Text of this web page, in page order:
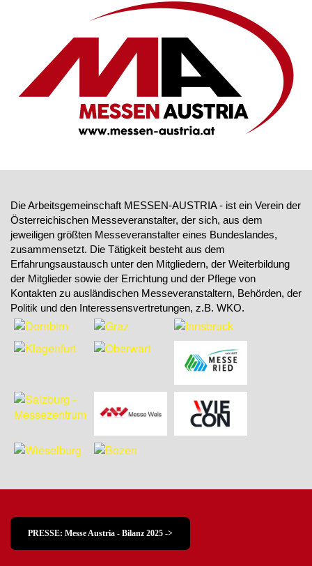
Die Arbeitsgemeinschaft MESSEN-AUSTRIA - ist ein Verein der
Österreichischen Messeveranstalter, der sich, aus dem
jeweiligen größten Messeveranstalter eines Bundeslandes,
zusammensetzt. Die Tätigkeit besteht aus dem
Erfahrungsaustausch unter den Mitgliedern, der Weiterbildung
der Mitglieder sowie der Errichtung und der Pflege von
Kontakten zu ausländischen Messeveranstaltern, Behörden, der
Politik und den Interessensvertretungen, z.B. WKO.
PRESSE: Messe Austria - Bilanz 2025 ->